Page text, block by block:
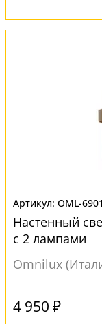
OML-
Настенный
с 2 лампами
Omnilux
4 950 ₽